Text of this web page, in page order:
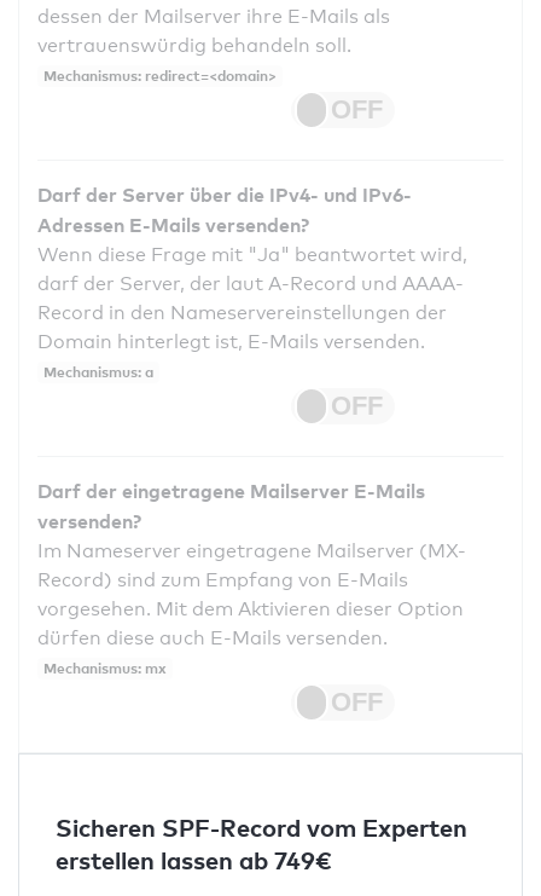
dessen der Mailserver ihre E-Mails als
vertrauenswürdig behandeln soll.
Mechanismus: redirect=<domain>
Darf der Server über die IPv4- und IPv6-
Adressen E-Mails versenden?
Wenn diese Frage mit "Ja" beantwortet wird,
darf der Server, der laut A-Record und AAAA-
Record in den Nameservereinstellungen der
Domain hinterlegt ist, E-Mails versenden.
Mechanismus: a
Darf der eingetragene Mailserver E-Mails
versenden?
Im Nameserver eingetragene Mailserver (MX-
Record) sind zum Empfang von E-Mails
vorgesehen. Mit dem Aktivieren dieser Option
dürfen diese auch E-Mails versenden.
Mechanismus: mx
Sicheren SPF-Record vom Experten
erstellen lassen ab 749€